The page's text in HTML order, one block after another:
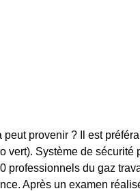
provenir ? Il est
vert). Système de sécurité
professionnels du gaz
Après un examen